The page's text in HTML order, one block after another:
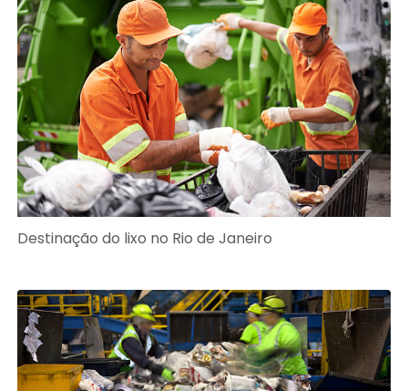
Destinação do lixo no Rio de Janeiro